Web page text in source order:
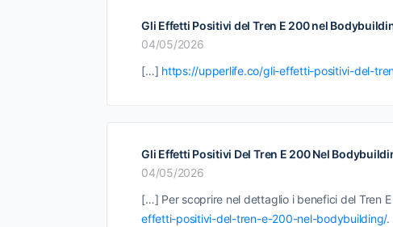
Gli Effetti Positivi del Tren E 200 nel
04/05/2026
[…] https://upperlife.co/gli-effetti-positivi-del-
Gli Effetti Positivi Del Tren E 200 Nel
04/05/2026
[…] Per scoprire nel dettaglio i benefici del Tren
effetti-positivi-del-tren-e-200-nel-bodybuilding/.